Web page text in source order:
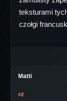
teksturami
czołgi
Matti
#2